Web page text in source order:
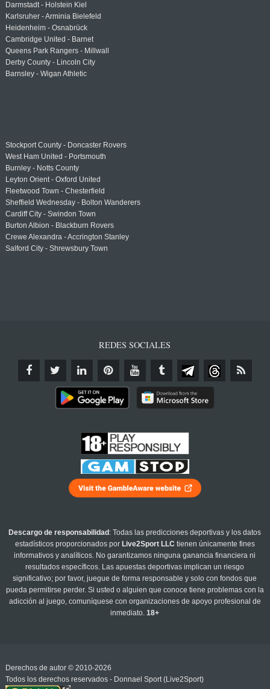
Darmstadt - Holstein Kiel
Karlsruher - Arminia Bielefeld
Heidenheim - Osnabrück
Cambridge United - Barnet
Queens Park Rangers - Millwall
Derby County - Lincoln City
Barnsley - Wigan Athletic
Stockport County - Doncaster Rovers
West Ham United - Portsmouth
Burnley - Notts County
Leyton Orient - Oxford United
Fleetwood Town - Chesterfield
Sheffield Wednesday - Bolton Wanderers
Cardiff City - Swindon Town
Burton Albion - Blackburn Rovers
Crewe Alexandra - Accrington Stanley
Salford City - Shrewsbury Town
REDES SOCIALES
Descargo de responsabilidad : Todas las predicciones deportivas y los datos
estadísticos proporcionados por Live2Sport LLC tienen únicamente fines
informativos y analíticos. No garantizamos ninguna ganancia financiera ni
resultados específicos. Las apuestas deportivas implican un riesgo
significativo; por favor, juegue de forma responsable y solo con fondos que
pueda permitirse perder. Si usted o alguien que conoce tiene problemas con la
adicción al juego, comuníquese con organizaciones de apoyo profesional de
inmediato.18+
Derechos de autor © 2010-2026
Todos los derechos reservados - Donnael Sport (Live2Sport)